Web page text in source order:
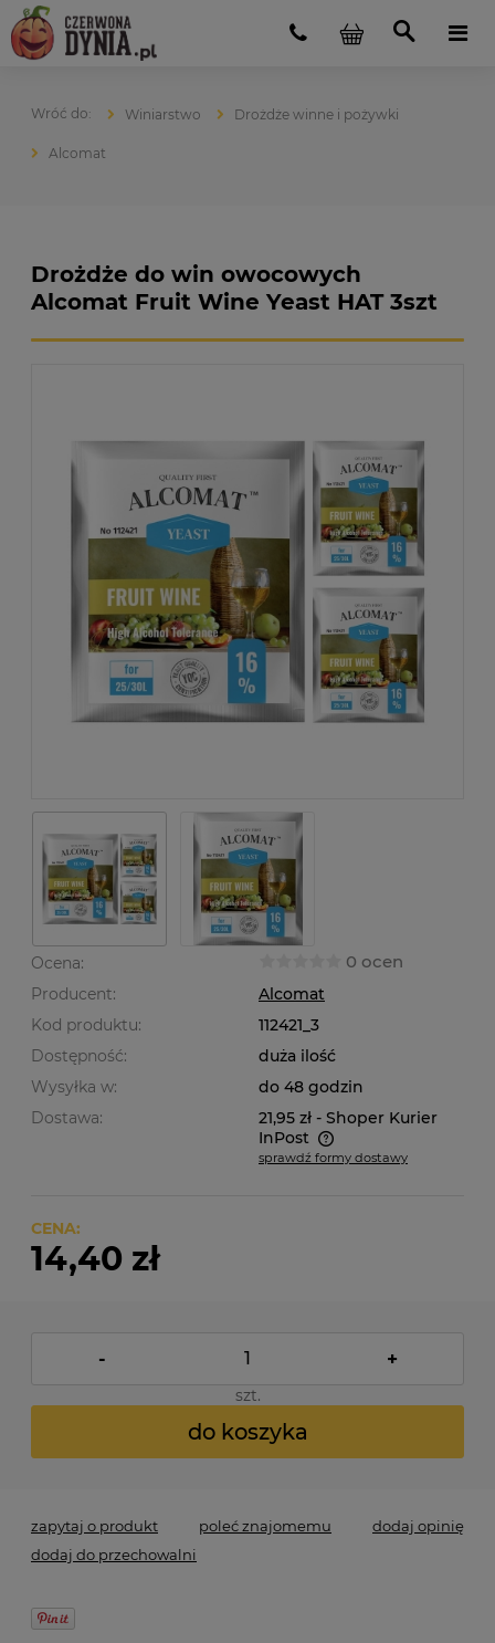
Winiarstwo Drożdże winne i pożywki
Alcomat
Drożdże do win owocowych
Alcomat Fruit Wine Yeast HAT 3szt
Ocena: 0 ocen
Producent:
Alcomat
Kod produktu:
112421_3
Dostępność:
duża ilość
Wysyłka w:
do 48 godzin
Dostawa:
21,95 zł - Shoper Kurier
InPost
Cena nie zawiera ewentualnych kosztów płatności
sprawdź formy dostawy
CENA:
14,40 zł
- +
szt.
do koszyka
zapytaj o produkt poleć znajomemu
dodaj opinię
dodaj do przechowalni